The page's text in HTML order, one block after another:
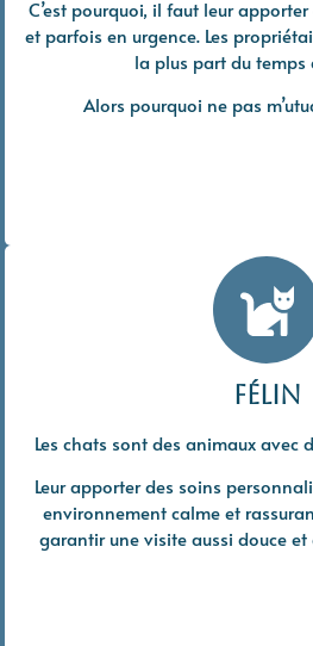
C’est pourquoi, il faut leur
et parfois en urgence. Les
la plus part du temps
Alors pourquoi ne pas
félin
Les chats sont des animaux avec
Leur apporter des soins
environnement calme et
garantir une visite aussi douce